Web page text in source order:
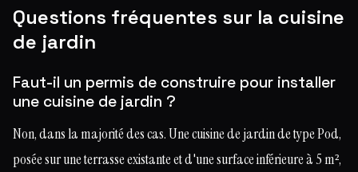
Questions fréquentes sur la cuisine
de jardin
Faut-il un permis de construire pour installer
une cuisine de jardin ?
Non, dans la majorité des cas. Une cuisine de jardin de type Pod,
posée sur une terrasse existante et d'une surface inférieure à 5 m²,